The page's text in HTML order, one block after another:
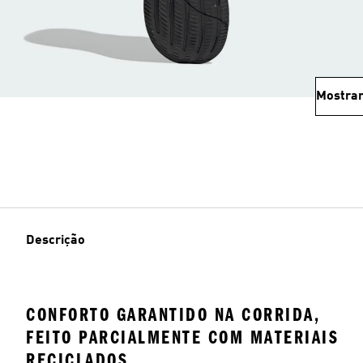
Descrição
CONFORTO GARANTIDO NA CORRIDA,
FEITO PARCIALMENTE COM MATERIAIS